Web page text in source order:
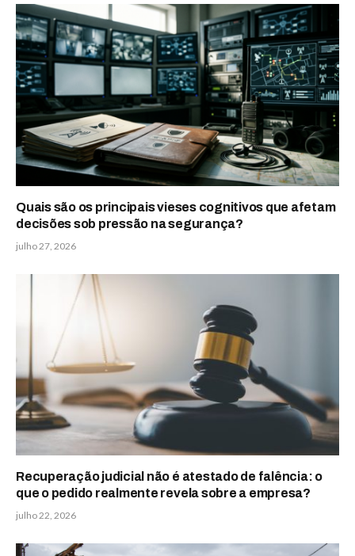
Quais são os principais vieses cognitivos que afetam
decisões sob pressão na segurança?
julho 27, 2026
Recuperação judicial não é atestado de falência: o
que o pedido realmente revela sobre a empresa?
julho 22, 2026